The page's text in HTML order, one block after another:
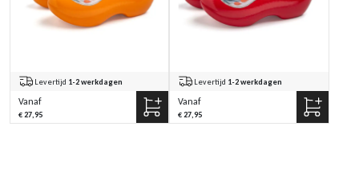
Levertijd 1-2 werkdagen
Vanaf
€ 27,95
Levertijd 1-2 werkdagen
Vanaf
€ 27,95